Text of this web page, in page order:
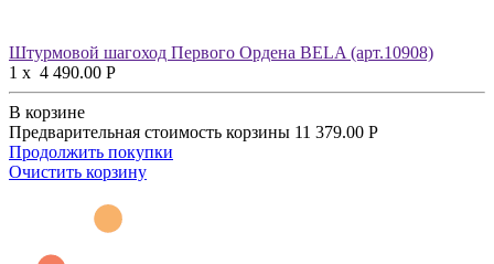
Штурмовой шагоход Первого Ордена BELA (арт.10908)
1 x 4 490.00 Р
В корзине
Предварительная стоимость корзины 11 379.00 Р
Продолжить покупки
Очистить корзину